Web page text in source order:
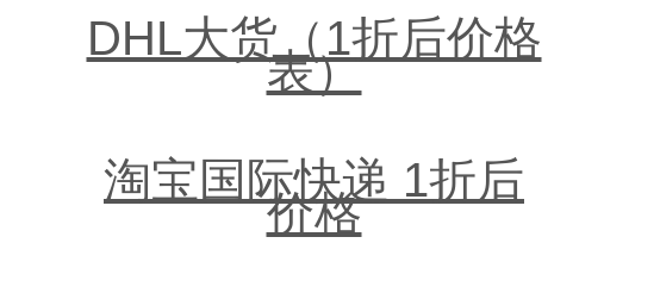
DHL大货（1折后价格
表）
淘宝国际快递 1折后
价格